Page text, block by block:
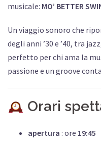
musicale: MO’ BETTER
Un viaggio sonoro che
degli anni ’30 e ’40, tra
perfetto per chi ama la
passione e un groove
Orari
apertura : ore 19:45